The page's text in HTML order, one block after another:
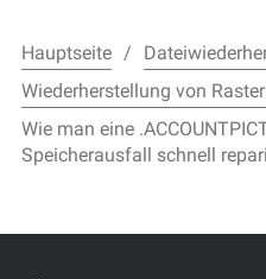
Hauptseite
Wiederherstellung von
Wie man eine
Speicherausfall schnell